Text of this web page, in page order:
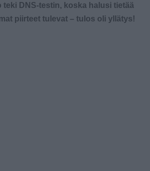
teki DNS-testin, koska halusi tietää
piirteet tulevat – tulos oli yllätys!